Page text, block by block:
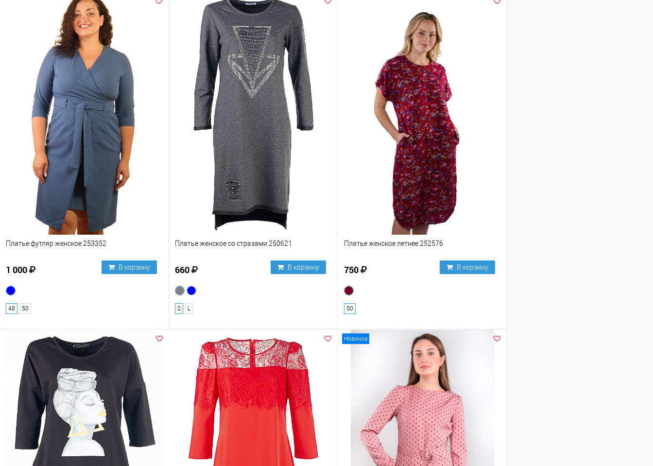
Платье футляр женское 253352
1 000 В корзину
48 50
Платье женское со стразами 250621
660 В корзину
S L
Платье женское летнее 252576
750 В корзину
50
Новинка